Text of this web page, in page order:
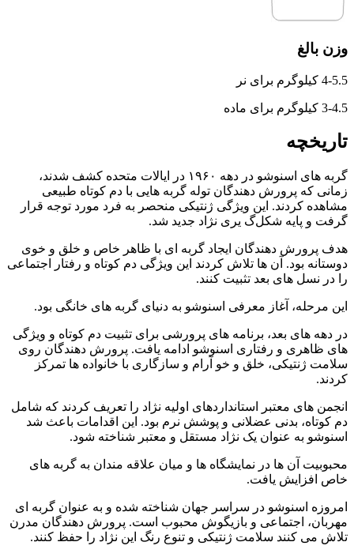
وزن بالغ
4-5.5 کیلوگرم برای نر
3-4.5 کیلوگرم برای ماده
تاریخچه
گربه‌ های اسنوشو در دهه ۱۹۶۰ در ایالات متحده کشف شدند،
زمانی که پرورش‌ دهندگان توله‌ گربه‌ هایی با دم کوتاه طبیعی
مشاهده کردند. این ویژگی ژنتیکی منحصر به‌ فرد مورد توجه قرار
گرفت و پایه شکل‌گ یری نژاد جدید شد.
هدف پرورش‌ دهندگان ایجاد گربه‌ ای با ظاهر خاص و خلق‌ و خوی
دوستانه بود. آن‌ ها تلاش کردند این ویژگی دم کوتاه و رفتار اجتماعی
را در نسل‌ های بعد تثبیت کنند.
این مرحله، آغاز معرفی اسنوشو به دنیای گربه‌ های خانگی بود.
در دهه‌ های بعد، برنامه‌ های پرورشی برای تثبیت دم کوتاه و ویژگی‌
های ظاهری و رفتاری اسنوشو ادامه یافت. پرورش‌ دهندگان روی
سلامت ژنتیکی، خلق‌ و خو آرام و سازگاری با خانواده‌ ها تمرکز
کردند.
انجمن‌ های معتبر استانداردهای اولیه نژاد را تعریف کردند که شامل
دم کوتاه، بدنی عضلانی و پوشش نرم بود. این اقدامات باعث شد
اسنوشو به‌ عنوان یک نژاد مستقل و معتبر شناخته شود.
محبوبیت آن‌ ها در نمایشگاه‌ ها و میان علاقه‌ مندان به گربه‌ های
خاص افزایش یافت.
امروزه اسنوشو در سراسر جهان شناخته شده و به‌ عنوان گربه‌ ای
مهربان، اجتماعی و بازیگوش محبوب است. پرورش‌ دهندگان مدرن
تلاش می‌ کنند سلامت ژنتیکی و تنوع رنگ این نژاد را حفظ کنند.